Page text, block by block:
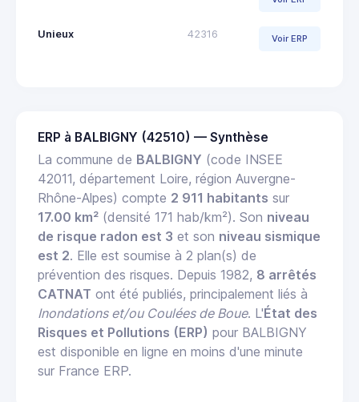
Unieux 42316 Voir ERP
ERP à BALBIGNY (42510) — Synthèse
La commune de BALBIGNY (code INSEE
42011, département Loire, région Auvergne-
Rhône-Alpes) compte 2 911 habitants sur
17.00 km² (densité 171 hab/km²). Son niveau
de risque radon est 3 et son niveau sismique
est 2. Elle est soumise à 2 plan(s) de
prévention des risques. Depuis 1982, 8 arrêtés
CATNAT ont été publiés, principalement liés à
Inondations et/ou Coulées de Boue. L'État des
Risques et Pollutions (ERP) pour BALBIGNY
est disponible en ligne en moins d'une minute
sur France ERP.